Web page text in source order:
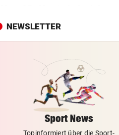
Sprintsieg in Silverstone
UNGLÜCKLICH vor
früh im Spiel
NEUE REGIONALLIGA
„In die Top-4 zu kommen,
immens schwer!“
GROSSER TRIUMPH vor
NEWSLETTER
Sport News
Topinformiert über die Sport-